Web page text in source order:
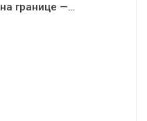
на границе —…